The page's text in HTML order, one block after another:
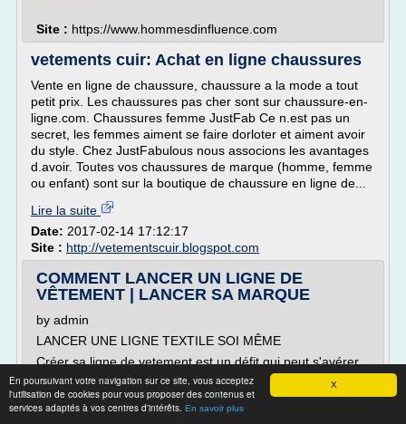
X
En poursuivant votre navigation sur ce site, vous acceptez
l'utilisation de cookies pour vous proposer des contenus et
services adaptés à vos centres d'intérêts. En savoir plus
Site : https://www.hommesdinfluence.com
vetements cuir: Achat en ligne chaussures
Vente en ligne de chaussure, chaussure a la mode a tout
petit prix. Les chaussures pas cher sont sur chaussure-en-
ligne.com. Chaussures femme JustFab Ce n.est pas un
secret, les femmes aiment se faire dorloter et aiment avoir
du style. Chez JustFabulous nous associons les avantages
d.avoir. Toutes vos chaussures de marque (homme, femme
ou enfant) sont sur la boutique de chaussure en ligne de...
Lire la suite
Date: 2017-02-14 17:12:17
Site : http://vetementscuir.blogspot.com
COMMENT LANCER UN LIGNE DE
VÊTEMENT | LANCER SA MARQUE
by admin
LANCER UNE LIGNE TEXTILE SOI MÊME
Créer sa ligne de vetement est un défit qui peut s'avérer
très audacieux, mais lorsque l'on se lance dans ce projet,
cela peut devenir un rêve qui devient réalité. Mais pour
créer une marque textile et atteindre son but, il faudra